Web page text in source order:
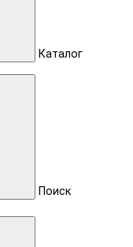
Каталог
Поиск